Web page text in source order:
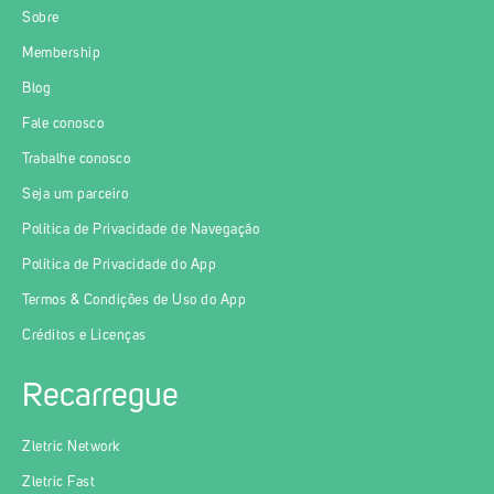
Sobre
Membership
Blog
Fale conosco
Trabalhe conosco
Seja um parceiro
Política de Privacidade de Navegação
Política de Privacidade do App
Termos & Condições de Uso do App
Créditos e Licenças
Recarregue
Zletric Network
Zletric Fast